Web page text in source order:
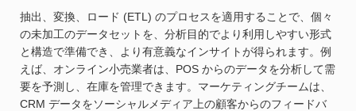
抽出、変換、ロード (ETL) のプロセスを適用することで、個々
の未加工のデータセットを、分析目的でより利用しやすい形式
と構造で準備でき、より有意義なインサイトが得られます。例
えば、オンライン小売業者は、POS からのデータを分析して需
要を予測し、在庫を管理できます。マーケティングチームは、
CRM データをソーシャルメディア上の顧客からのフィードバ